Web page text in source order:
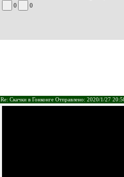
0 0
Re: Скачки в Гонконге Отправлено: 2020/1/27